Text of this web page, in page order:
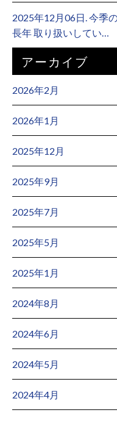
2025年12月06日. 今季
長年 取り扱いしてい…
アーカイブ
2026年2月
2026年1月
2025年12月
2025年9月
2025年7月
2025年5月
2025年1月
2024年8月
2024年6月
2024年5月
2024年4月